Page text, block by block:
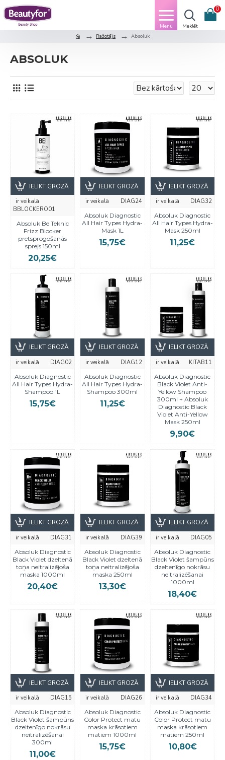
0
Ražotājs Absoluk
ABSOLUK
ir veikalā
BBLOCKERO01
Absoluk Be Teknic
Frizz Blocker
pretsprogošanās
sprejs 150ml
20,25€
IELIKT GROZĀ
ir veikalā
DIAG24
Absoluk Diagnostic
All Hair Types Hydra-
Mask 1L
15,75€
IELIKT GROZĀ
ir veikalā
DIAG32
Absoluk Diagnostic
All Hair Types Hydra-
Mask 250ml
11,25€
IELIKT GROZĀ
ir veikalā
DIAG02
Absoluk Diagnostic
All Hair Types Hydra-
Shampoo 1L
15,75€
IELIKT GROZĀ
ir veikalā
DIAG12
Absoluk Diagnostic
All Hair Types Hydra-
Shampoo 300ml
11,25€
IELIKT GROZĀ
ir veikalā
KITAB11
Absoluk Diagnostic
Black Violet Anti-
Yellow Shampoo
300ml + Absoluk
Diagnostic Black
Violet Anti-Yellow
Mask 250ml
9,90€
IELIKT GROZĀ
ir veikalā
DIAG31
Absoluk Diagnostic
Black Violet dzeltenā
toņa neitralizējoša
maska 1000ml
20,40€
IELIKT GROZĀ
ir veikalā
DIAG39
Absoluk Diagnostic
Black Violet dzeltenā
toņa neitralizējoša
maska 250ml
13,30€
IELIKT GROZĀ
ir veikalā
DIAG05
Absoluk Diagnostic
Black Violet šampūns
dzeltenīgo nokrāsu
neitralizēšanai
1000ml
18,40€
IELIKT GROZĀ
ir veikalā
DIAG15
Absoluk Diagnostic
Black Violet šampūns
dzeltenīgo nokrāsu
neitralizēšanai
300ml
11,00€
IELIKT GROZĀ
ir veikalā
DIAG26
Absoluk Diagnostic
Color Protect matu
maska krāsotiem
matiem 1000ml
15,75€
IELIKT GROZĀ
ir veikalā
DIAG34
Absoluk Diagnostic
Color Protect matu
maska krāsotiem
matiem 250ml
10,80€
IELIKT GROZĀ